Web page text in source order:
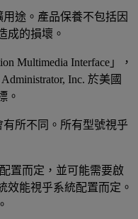
途。產品保養不包括因
成的損壞。
Multimedia Interface」，
Inc. 於美國
。
所不同。所有型號視乎
置而定，並可能需要啟
效能視乎系統配置而定。